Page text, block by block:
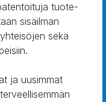
tuote-
sisäilman
sekä
ja uusimmat